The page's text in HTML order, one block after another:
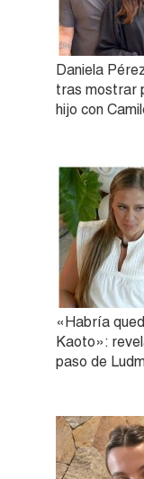
Daniela
tras mostrar
hijo con
«Habría
Kaoto»:
paso de